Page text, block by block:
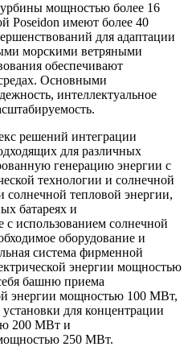
мощностью более 16
Poseidon имеют более 40
для адаптации
морскими ветряными
обеспечивают
Основными
интеллектуальное
решений интеграции
для различных
генерацию энергии с
технологии и солнечной
солнечной тепловой энергии,
батареях и
с использованием солнечной
оборудование и
система фирменной
энергии мощностью
башню приема
энергии мощностью 100 МВт,
для концентрации
200 МВт и
250 МВт.